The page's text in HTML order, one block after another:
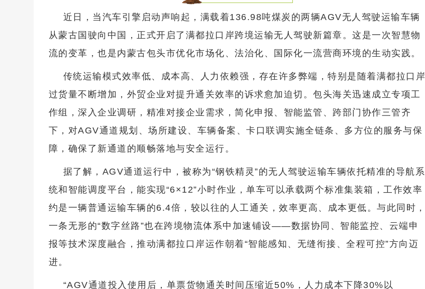
近日，当汽车引擎启动声响起，满载着136.98吨煤炭的两辆AGV无人驾驶运输车辆
从蒙古国驶向中国，正式开启了满都拉口岸跨境运输无人驾驶新篇章。这是一次智慧物
流的变革，也是内蒙古包头市优化市场化、法治化、国际化一流营商环境的生动实践。
传统运输模式效率低、成本高、人力依赖强，存在许多弊端，特别是随着满都拉口岸
过货量不断增加，外贸企业对提升通关效率的诉求愈加迫切。包头海关迅速成立专项工
作组，深入企业调研， 精准对接企业需求，简化申报、智能监管、跨部门协作三管齐
下，对AGV通道规划、场所建设、车辆备案、卡口联调实施全链条、多方位的服务与保
障，确保了新通道的顺畅落地与安全运行。
据了解，AGV通道运行中，被称为“钢铁精灵”的无人驾驶运输车辆依托精准的导航系
统和智能调度平台，能实现“6×12”小时作业，单车可以承载两个标准集装箱，工作效率
约是一辆普通运输车辆的6.4倍，较以往的人工通关，效率更高、成本更低。与此同时，
一条无形的“数字丝路”也在跨境物流体系中加速铺设——数据协同、智能监控、云端申
报等技术深度融合，推动满都拉口岸运作朝着“智能感知、无缝衔接、全程可控”方向迈
进。
“AGV通道投入使用后，单票货物通关时间压缩近50%，人力成本下降30%以